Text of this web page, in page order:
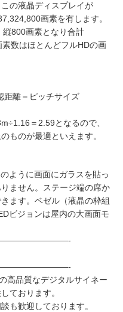
の液晶ディスプレイが
画素を有します。
800画素となり合計
数はほとんどフルHDの画
距離＝ピッチサイズ
＝2.59となるので、
ものが最適といえます。
ように画面にガラスを貼っ
ません。ステージ端の席か
ます。ベゼル（液晶の枠組
ビジョンは屋内の大画面モ
高品質なデジタルサイネー
ております。
も歓迎しております。